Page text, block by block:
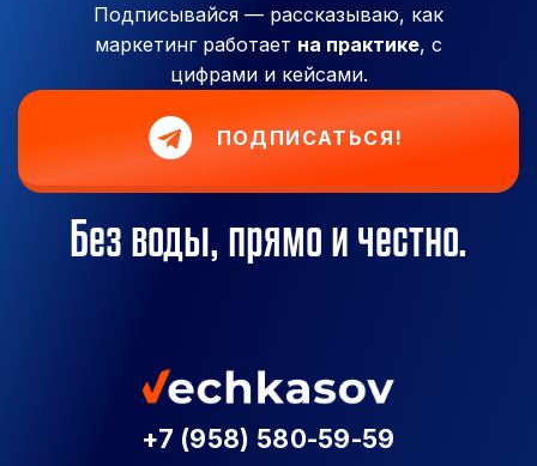
Подписывайся — рассказываю, как
маркетинг работает на практике, с
цифрами и кейсами.
ПОДПИСАТЬСЯ!
Без воды, прямо и честно.
+7 (958) 580-59-59